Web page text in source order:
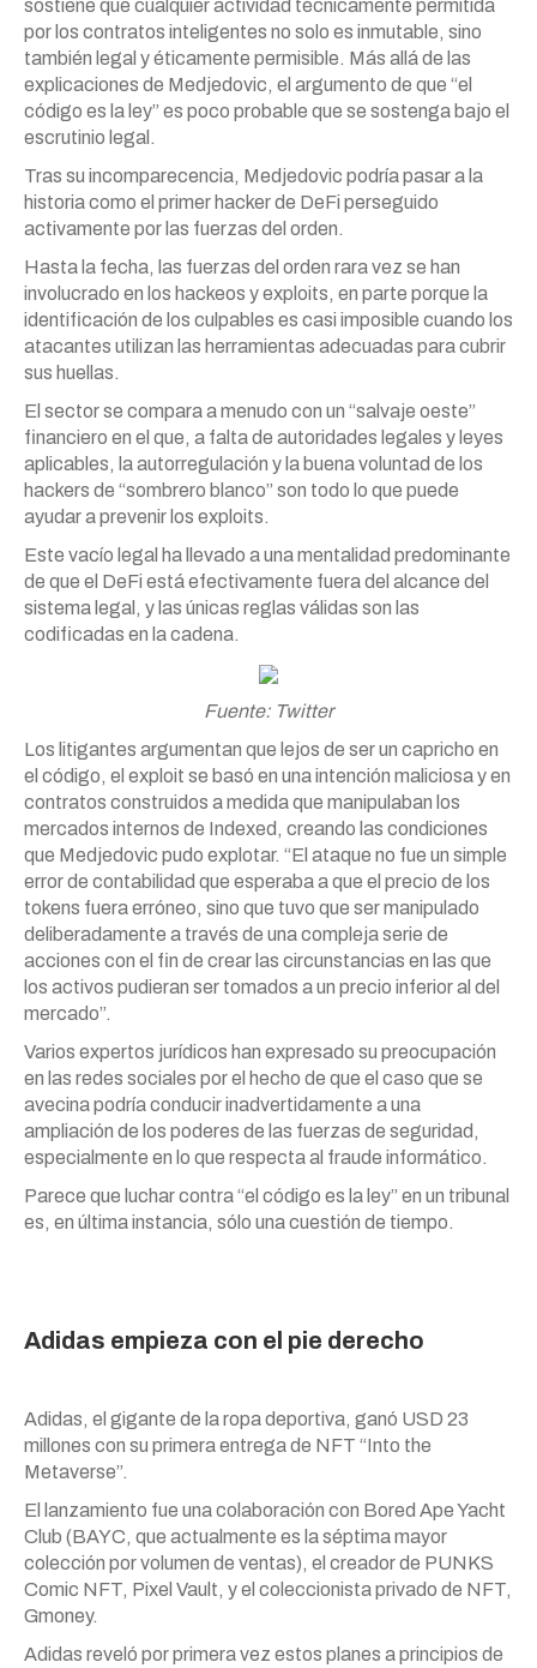
sostiene que cualquier actividad técnicamente permitida
por los contratos inteligentes no solo es inmutable, sino
también legal y éticamente permisible. Más allá de las
explicaciones de Medjedovic, el argumento de que “el
código es la ley” es poco probable que se sostenga bajo el
escrutinio legal.
Tras su incomparecencia, Medjedovic podría pasar a la
historia como el primer hacker de DeFi perseguido
activamente por las fuerzas del orden.
Hasta la fecha, las fuerzas del orden rara vez se han
involucrado en los hackeos y exploits, en parte porque la
identificación de los culpables es casi imposible cuando los
atacantes utilizan las herramientas adecuadas para cubrir
sus huellas.
El sector se compara a menudo con un “salvaje oeste”
financiero en el que, a falta de autoridades legales y leyes
aplicables, la autorregulación y la buena voluntad de los
hackers de “sombrero blanco” son todo lo que puede
ayudar a prevenir los exploits.
Este vacío legal ha llevado a una mentalidad predominante
de que el DeFi está efectivamente fuera del alcance del
sistema legal, y las únicas reglas válidas son las
codificadas en la cadena.
Fuente: Twitter
Los litigantes argumentan que lejos de ser un capricho en
el código, el exploit se basó en una intención maliciosa y en
contratos construidos a medida que manipulaban los
mercados internos de Indexed, creando las condiciones
que Medjedovic pudo explotar. “El ataque no fue un simple
error de contabilidad que esperaba a que el precio de los
tokens fuera erróneo, sino que tuvo que ser manipulado
deliberadamente a través de una compleja serie de
acciones con el fin de crear las circunstancias en las que
los activos pudieran ser tomados a un precio inferior al del
mercado”.
Varios expertos jurídicos han expresado su preocupación
en las redes sociales por el hecho de que el caso que se
avecina podría conducir inadvertidamente a una
ampliación de los poderes de las fuerzas de seguridad,
especialmente en lo que respecta al fraude informático.
Parece que luchar contra “el código es la ley” en un tribunal
es, en última instancia, sólo una cuestión de tiempo.
Adidas empieza con el pie derecho
Adidas, el gigante de la ropa deportiva, ganó USD 23
millones con su primera entrega de NFT “Into the
Metaverse”.
El lanzamiento fue una colaboración con Bored Ape Yacht
Club (BAYC, que actualmente es la séptima mayor
colección por volumen de ventas), el creador de PUNKS
Comic NFT, Pixel Vault, y el coleccionista privado de NFT,
Gmoney.
Adidas reveló por primera vez estos planes a principios de